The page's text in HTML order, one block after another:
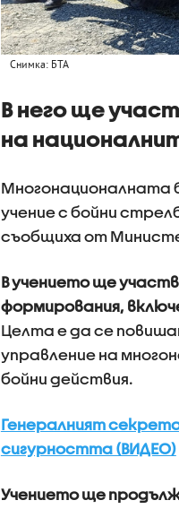
Снимка: БТА
В него ще
на
Многонационалната
учение с бойни
съобщиха от
В учението ще
формирования,
Целта е да се
управление на
бойни действия.
Генералният
сигурността (ВИДЕО)
Учението ще